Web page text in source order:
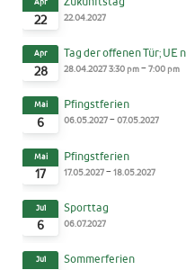
22 22.04.2027
28
Apr Tag der offenen Tür; UE
28.04.20273:30 pm-7:00 pm
6
Mai Pfingstferien
06.05.2027-07.05.2027
17
Mai Pfingstferien
17.05.2027-18.05.2027
6
Jul Sporttag
06.07.2027
Jul Sommerferien